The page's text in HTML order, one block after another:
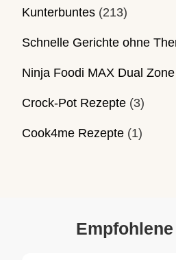
Kunterbuntes (213)
Schnelle Gerichte ohne
Ninja Foodi MAX Dual
Crock-Pot Rezepte (3)
Cook4me Rezepte (1)